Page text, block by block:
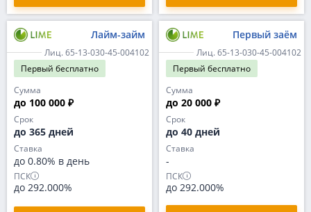
Лайм-займ
Лиц. 65-13-030-45-004102
Первый бесплатно
Сумма
до 100 000 ₽
Срок
до 365 дней
Ставка
до 0.80% в день
ПСК
до 292.000%
Первый заём
Лиц. 65-13-030-45-004102
Первый бесплатно
Сумма
до 20 000 ₽
Срок
до 40 дней
Ставка
-
ПСК
до 292.000%